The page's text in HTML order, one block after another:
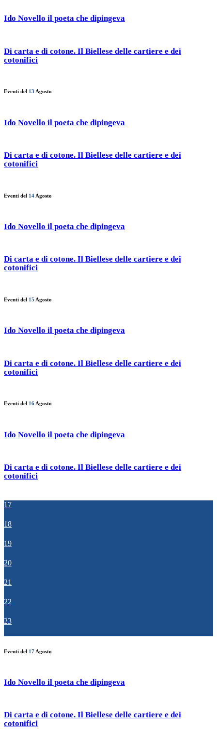
Ido Novello il poeta che dipingeva
Di carta e di cotone. Il Biellese delle cartiere e dei
cotonifici
Eventi del 13 Agosto
Ido Novello il poeta che dipingeva
Di carta e di cotone. Il Biellese delle cartiere e dei
cotonifici
Eventi del 14 Agosto
Ido Novello il poeta che dipingeva
Di carta e di cotone. Il Biellese delle cartiere e dei
cotonifici
Eventi del 15 Agosto
Ido Novello il poeta che dipingeva
Di carta e di cotone. Il Biellese delle cartiere e dei
cotonifici
Eventi del 16 Agosto
Ido Novello il poeta che dipingeva
Di carta e di cotone. Il Biellese delle cartiere e dei
cotonifici
17
18
19
20
21
22
23
Eventi del 17 Agosto
Ido Novello il poeta che dipingeva
Di carta e di cotone. Il Biellese delle cartiere e dei
cotonifici